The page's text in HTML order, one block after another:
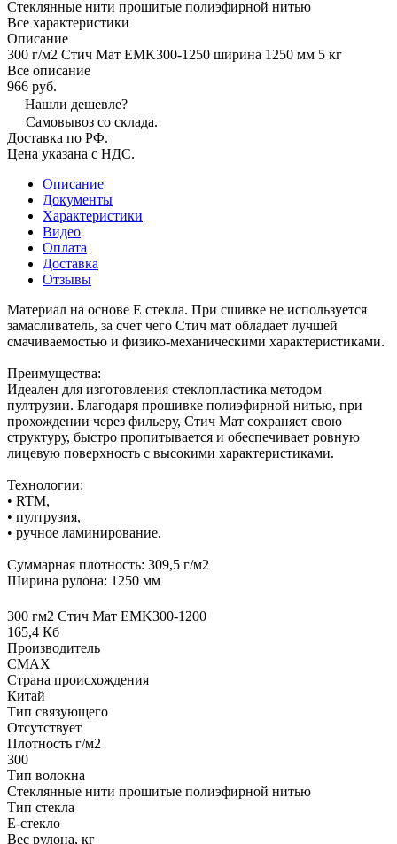
Стеклянные нити прошитые полиэфирной нитью
Все характеристики
Описание
300 г/м2 Стич Мат EMK300-1250 ширина 1250 мм 5 кг
Все описание
966 руб.
Нашли дешевле?
Самовывоз со склада.
Доставка по РФ.
Цена указана с НДС.
Описание
Документы
Характеристики
Видео
Оплата
Доставка
Отзывы
Материал на основе E стекла. При сшивке не используется
замасливатель, за счет чего Стич мат обладает лучшей
смачиваемостью и физико-механическими характеристиками.
Преимущества:
Идеален для изготовления стеклопластика методом
пултрузии. Благодаря прошивке полиэфирной нитью, при
прохождении через фильеру, Стич Мат сохраняет свою
структуру, быстро пропитывается и обеспечивает ровную
лицевую поверхность с высокими характеристиками.
Технологии:
• RTM,
• пултрузия,
• ручное ламинирование.
Суммарная плотность: 309,5 г/м2
Ширина рулона: 1250 мм
300 гм2 Стич Мат EMK300-1200
165,4 Кб
Производитель
CMAX
Страна происхождения
Китай
Тип связующего
Отсутствует
Плотность г/м2
300
Тип волокна
Стеклянные нити прошитые полиэфирной нитью
Тип стекла
Е-стекло
Вес рулона, кг